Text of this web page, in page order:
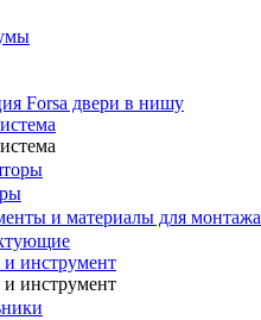
Forsa двери в нишу
и материалы для монтажа
и инструмент
и инструмент